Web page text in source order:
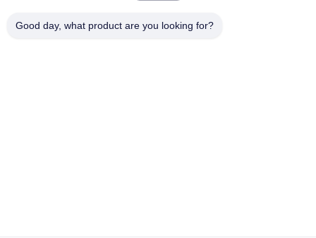
三角型アンテナ塔
Good day, what product are you looking for?